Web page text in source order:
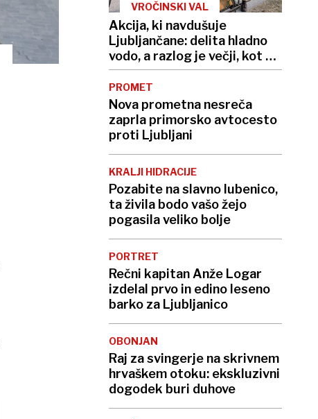
VROČINSKI VAL
Akcija, ki navdušuje
Ljubljančane: delita hladno
vodo, a razlog je večji, kot se
zdi
PROMET
Nova prometna nesreča
zaprla primorsko avtocesto
proti Ljubljani
KRALJI HIDRACIJE
Pozabite na slavno lubenico,
ta živila bodo vašo žejo
pogasila veliko bolje
PORTRET
Rečni kapitan Anže Logar
izdelal prvo in edino leseno
barko za Ljubljanico
OBONJAN
Raj za svingerje na skrivnem
hrvaškem otoku: ekskluzivni
dogodek buri duhove